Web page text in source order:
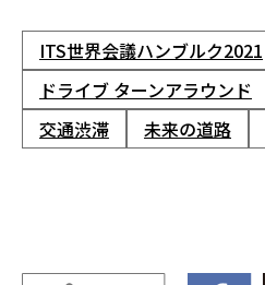
ITS世界会議ハンブルク2021
ドライブ ターンアラウンド
交通渋滞
未来の道路